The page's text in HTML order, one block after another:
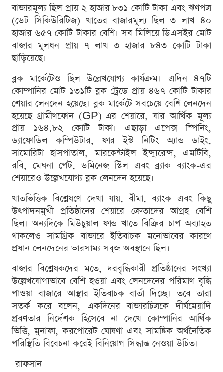
বাজারমূল্য ছিল প্রায় ২ হাজার ৮৩১ কোটি টাকা এবং ঋণপত্র
(ডেট সিকিউরিটিজ) খাতের বাজারমূল্য ছিল ৩ লাখ ৪০
হাজার ৬৫৭ কোটি টাকার বেশি। সব মিলিয়ে ডিএসইর মোট
বাজার মূলধন প্রায় ৭ লাখ ৩ হাজার ৮৪৩ কোটি টাকা
ছাড়িয়েছে।
ব্লক মার্কেটেও ছিল উল্লেখযোগ্য কার্যক্রম। এদিন ৪৭টি
কোম্পানির মোট ১৩১টি ব্লক ট্রেডে প্রায় ৪৬৭ কোটি টাকার
শেয়ার লেনদেন হয়েছে। ব্লক মার্কেটে সবচেয়ে বেশি লেনদেন
হয়েছে গ্রামীণফোন (GP)-এর শেয়ারে, যার আর্থিক মূল্য
প্রায় ১৬৪.৮২ কোটি টাকা। এছাড়া এপেক্স স্পিনিং,
ড্যাফোডিল কম্পিউটার, ফার ইস্ট নিটিং অ্যান্ড ডাইং,
সামোরিটা হাসপাতাল, মারকেন্টাইল ইন্স্যুরেন্স, এমটিবি,
রবি, মেঘনা পেট, ডমিনেজ স্টিল এবং ব্র্যাক ব্যাংক-এর
শেয়ারেও উল্লেখযোগ্য ব্লক লেনদেন হয়েছে।
খাতভিত্তিক বিশ্লেষণে দেখা যায়, বীমা, ব্যাংক এবং কিছু
উৎপাদনমুখী প্রতিষ্ঠানের শেয়ারে ক্রেতাদের আগ্রহ বেশি
ছিল। অন্যদিকে মিউচুয়াল ফান্ড খাতে বিক্রির চাপ অব্যাহত
থাকলেও সামগ্রিক বাজারে ইতিবাচক মনোভাবের কারণে
প্রধান লেনদেনের ভারসাম্য সবুজ অবস্থানে ছিল।
বাজার বিশ্লেষকদের মতে, দরবৃদ্ধিকারী প্রতিষ্ঠানের সংখ্যা
উল্লেখযোগ্যভাবে বেশি হওয়া এবং লেনদেনের পরিমাণ বৃদ্ধি
পাওয়া বাজারে আস্থার ইতিবাচক বার্তা দিচ্ছে। তবে তারা
সতর্ক করে বলেন, একদিনের বাজারচিত্রকে দীর্ঘমেয়াদি
প্রবণতার নির্দেশক হিসেবে না দেখে কোম্পানির আর্থিক
ভিত্তি, মুনাফা, করপোরেট ঘোষণা এবং সামষ্টিক অর্থনৈতিক
পরিস্থিতি বিবেচনা করেই বিনিয়োগ সিদ্ধান্ত নেওয়া উচিত।
-রাফসান